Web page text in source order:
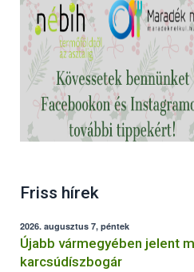
Friss hírek
2026. augusztus 7, péntek
Újabb vármegyében jelent
karcsúdíszbogár